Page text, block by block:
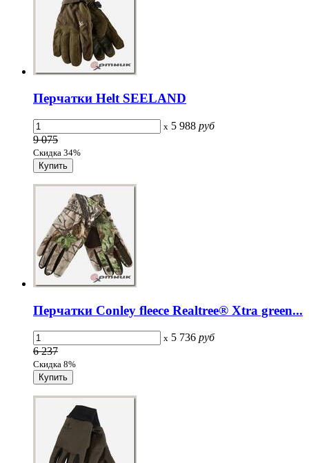
Перчатки Helt SEELAND
x 5 988 руб
9 075
Скидка 34%
Перчатки Conley fleece Realtree® Xtra green...
x 5 736 руб
6 237
Скидка 8%